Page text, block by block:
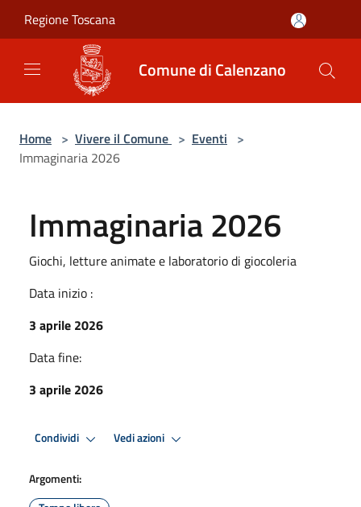
Regione Toscana
Comune di Calenzano
Home > Vivere il Comune > Eventi >
Immaginaria 2026
Immaginaria 2026
Giochi, letture animate e laboratorio di giocoleria
Data inizio :
3 aprile 2026
Data fine:
3 aprile 2026
Condividi Vedi azioni
Argomenti: